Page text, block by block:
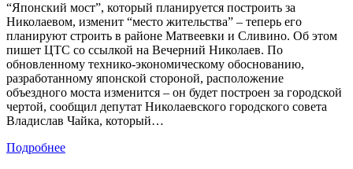
“Японский мост”, который планируется построить за
Николаевом, изменит “место жительства” – теперь его
планируют строить в районе Матвеевки и Сливино. Об этом
пишет ЦТС со ссылкой на Вечерний Николаев. По
обновленному технико-экономическому обоснованию,
разработанному японской стороной, расположение
объездного моста изменится – он будет построен за городской
чертой, сообщил депутат Николаевского городского совета
Владислав Чайка, который…
Подробнее